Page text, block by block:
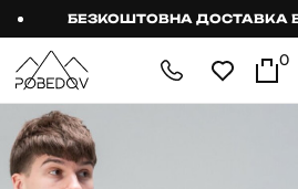
БЕЗКОШТОВНА ДОСТАВКА ВІД
0